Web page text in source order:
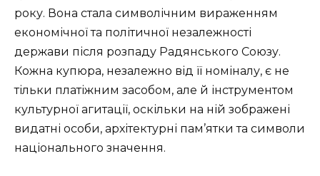
року. Вона стала символічним вираженням
економічної та політичної незалежності
держави після розпаду Радянського Союзу.
Кожна купюра, незалежно від її номіналу, є не
тільки платіжним засобом, але й інструментом
культурної агитації, оскільки на ній зображені
видатні особи, архітектурні пам’ятки та символи
національного значення.